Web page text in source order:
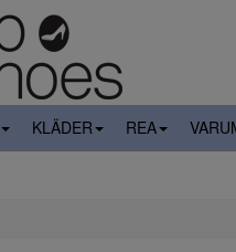
KLÄDER REA